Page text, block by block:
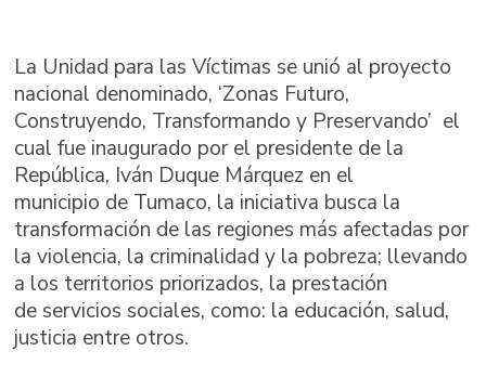
La Unidad para las Víctimas se unió al proyecto
nacional denominado, ‘Zonas Futuro,
Construyendo, Transformando y Preservando’ el
cual fue inaugurado por el presidente de la
República, Iván Duque Márquez en el
municipio de Tumaco, la iniciativa busca la
transformación de las regiones más afectadas por
la violencia, la criminalidad y la pobreza; llevando
a los territorios priorizados, la prestación
de servicios sociales, como: la educación, salud,
justicia entre otros.